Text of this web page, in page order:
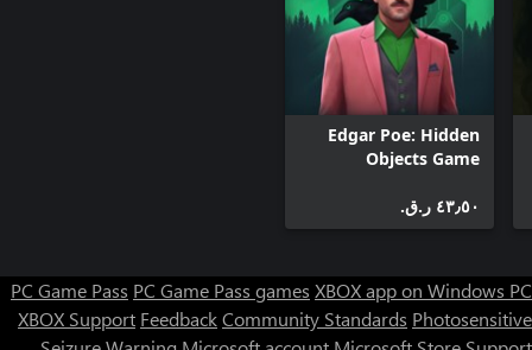
Edgar Poe: Hidden
Objects Game
٤٣٫٥٠ ر.ق.‏
PC Game Pass PC Game Pass games XBOX app on Windows PC
XBOX Support FeedbackCommunity Standards Photosensitive